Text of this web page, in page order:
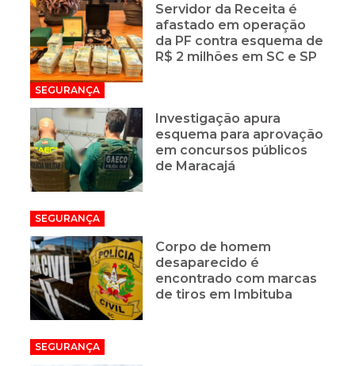
Servidor da Receita é
afastado em operação
da PF contra esquema de
R$ 2 milhões em SC e SP
SEGURANÇA
Investigação apura
esquema para aprovação
em concursos públicos
de Maracajá
SEGURANÇA
Corpo de homem
desaparecido é
encontrado com marcas
de tiros em Imbituba
SEGURANÇA